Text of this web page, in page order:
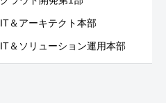
IT＆アーキテクト本部
IT＆ソリューション運用本部